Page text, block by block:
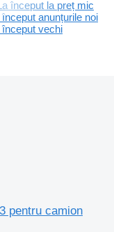
început la preț mic
anunțurile noi
început vechi
pentru camion